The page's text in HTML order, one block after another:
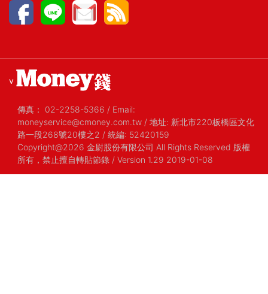
v
傳真： 02-2258-5366 / Email:
moneyservice@cmoney.com.tw / 地址: 新北市220板橋區文化
路一段268號20樓之2 / 統編: 52420159
Copyright@2026 金尉股份有限公司 All Rights Reserved 版權
所有，禁止擅自轉貼節錄 / Version 1.29 2019-01-08